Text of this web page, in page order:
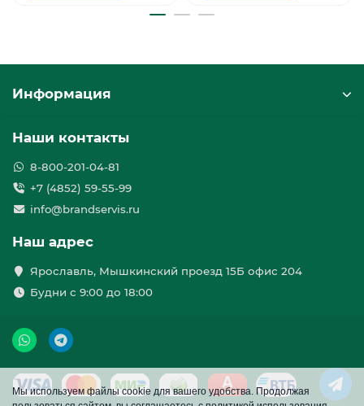
Мы используем файлы cookie для вашего удобства. Продолжая
Информация
Наши контакты
8-800-201-04-81
+7 (4852) 59-55-99
info@brandservis.ru
Наш адрес
Ярославль, Мышкинский проезд 15Б офис 204
Будни с 9:00 до 18:00